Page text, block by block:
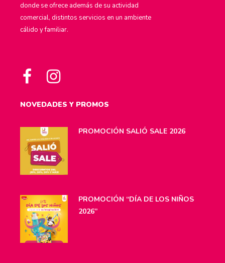
donde se ofrece además de su actividad
comercial, distintos servicios en un ambiente
cálido y familiar.
NOVEDADES Y PROMOS
PROMOCIÓN SALIÓ SALE 2026
PROMOCIÓN “DÍA DE LOS NIÑOS
2026”